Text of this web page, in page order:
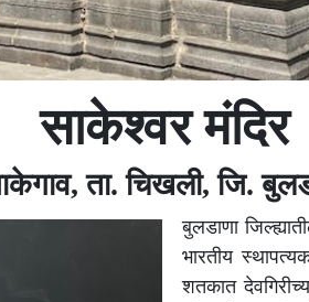
साकेश्वर मंदिर
ता. चिखली, जि.
बुलडाणा
भारतीय
शतकात